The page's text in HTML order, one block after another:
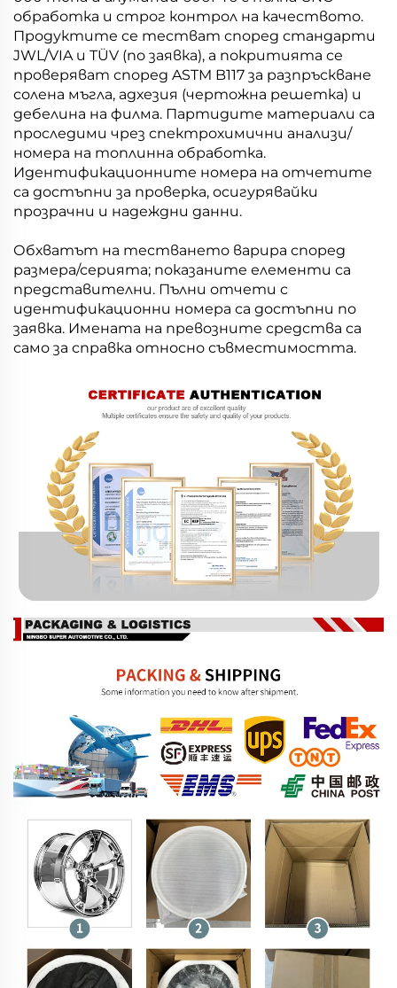
обработка и строг контрол на качеството.
Продуктите се тестват според стандарти
JWL/VIA и TÜV (по заявка), а покритията се
проверяват според ASTM B117 за разпръскване
солена мъгла, адхезия (чертожна решетка) и
дебелина на филма. Партидите материали са
проследими чрез спектрохимични анализи/
номера на топлинна обработка.
Идентификационните номера на отчетите
са достъпни за проверка, осигурявайки
прозрачни и надеждни данни.
Обхватът на тестването варира според
размера/серията; показаните елементи са
представителни. Пълни отчети с
идентификационни номера са достъпни по
заявка. Имената на превозните средства са
само за справка относно съвместимостта.